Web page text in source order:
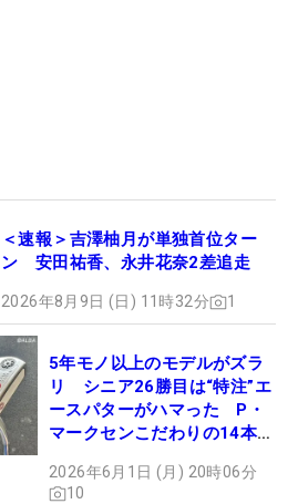
＜速報＞吉澤柚月が単独首位ター
ン 安田祐香、永井花奈2差追走
2026年8月9日 (日) 11時32分 1
5年モノ以上のモデルがズラ
リ シニア26勝目は“特注”エ
ースパターがハマった P・
マークセンこだわりの14本
2026年6月1日 (月) 20時06分
10